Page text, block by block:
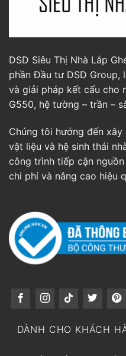
DSD Siêu Thị Nhà Lắp
phần Đầu tư DSD Group,
và giải pháp kết cấu cho
G550, hệ tường – trần –
Chúng tôi hướng đến
vật liệu và hệ sinh thái
công trình tiếp cận
chi phí và nâng cao hiệu
DÀNH CHO KHÁCH